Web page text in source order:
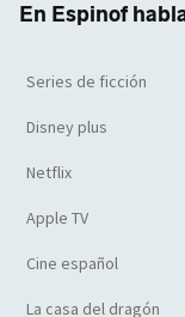
En Espinof
Series de ficción
Disney plus
Netflix
Apple TV
Cine español
La casa del dragón